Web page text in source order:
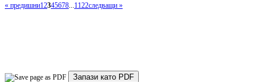
« предишни12345678 1122следващи »